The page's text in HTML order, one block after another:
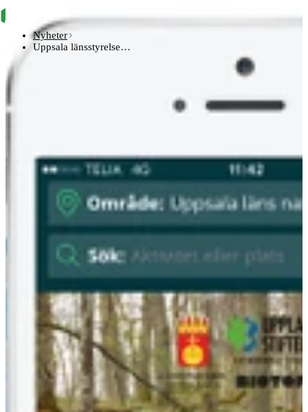
Nyheter
Uppsala länsstyrelse…